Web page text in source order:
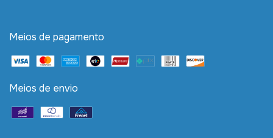
Meios de pagamento
Meios de envio